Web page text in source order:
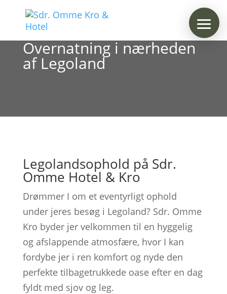
Overnatning i nærheden
af Legoland
Legolandsophold på Sdr.
Omme Hotel & Kro
Drømmer I om et eventyrligt ophold
under jeres besøg i Legoland? Sdr. Omme
Kro byder jer velkommen til en hyggelig
og afslappende atmosfære, hvor I kan
fordybe jer i ren komfort og nyde den
perfekte tilbagetrukkede oase efter en dag
fyldt med sjov og leg.